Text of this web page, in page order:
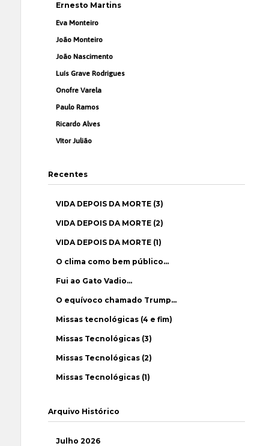
Ernesto Martins
Eva Monteiro
João Monteiro
João Nascimento
Luís Grave Rodrigues
Onofre Varela
Paulo Ramos
Ricardo Alves
Vítor Julião
Recentes
VIDA DEPOIS DA MORTE (3)
VIDA DEPOIS DA MORTE (2)
VIDA DEPOIS DA MORTE (1)
O clima como bem público…
Fui ao Gato Vadio…
O equívoco chamado Trump…
Missas tecnológicas (4 e fim)
Missas Tecnológicas (3)
Missas Tecnológicas (2)
Missas Tecnológicas (1)
Arquivo Histórico
Julho 2026